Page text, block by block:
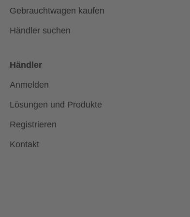
Gebrauchtwagen kaufen
Händler suchen
Händler
Anmelden
Lösungen und Produkte
Registrieren
Kontakt